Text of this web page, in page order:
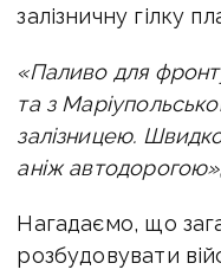
залізничну гілку
«Паливо для
та з
залізницею.
аніж
Нагадаємо, що
розбудовувати